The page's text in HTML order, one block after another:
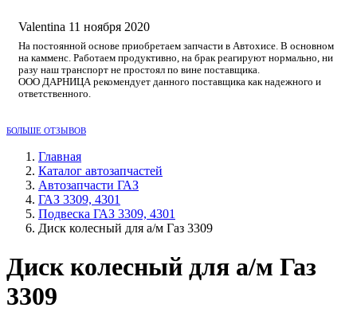
Valentina 11 ноября 2020
На постоянной основе приобретаем запчасти в Автохисе. В основном
на камменс. Работаем продуктивно, на брак реагируют нормально, ни
разу наш транспорт не простоял по вине поставщика.
ООО ДАРНИЦА рекомендует данного поставщика как надежного и
ответственного.
БОЛЬШЕ ОТЗЫВОВ
Главная
Каталог автозапчастей
Автозапчасти ГАЗ
ГАЗ 3309, 4301
Подвеска ГАЗ 3309, 4301
Диск колесный для а/м Газ 3309
Диск колесный для а/м Газ
3309